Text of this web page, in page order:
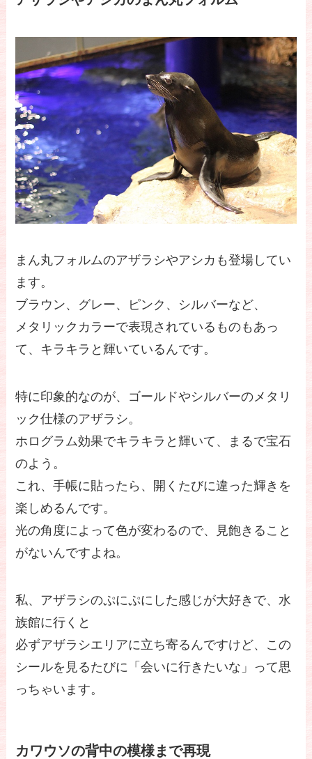
まん丸フォルムのアザラシやアシカも登場してい
ます。
ブラウン、グレー、ピンク、シルバーなど、
メタリックカラーで表現されているものもあっ
て、キラキラと輝いているんです。
特に印象的なのが、ゴールドやシルバーのメタリ
ック仕様のアザラシ。
ホログラム効果でキラキラと輝いて、まるで宝石
のよう。
これ、手帳に貼ったら、開くたびに違った輝きを
楽しめるんです。
光の角度によって色が変わるので、見飽きること
がないんですよね。
私、アザラシのぷにぷにした感じが大好きで、水
族館に行くと
必ずアザラシエリアに立ち寄るんですけど、この
シールを見るたびに「会いに行きたいな」って思
っちゃいます。
カワウソの背中の模様まで再現